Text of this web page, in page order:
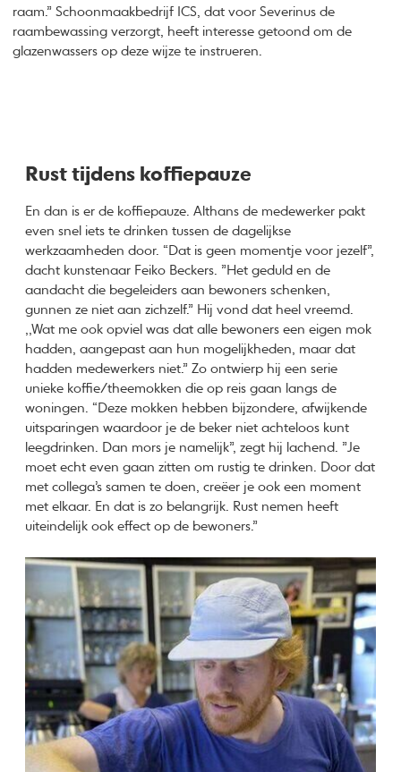
raam.” Schoonmaakbedrijf ICS, dat voor Severinus de
raambewassing verzorgt, heeft interesse getoond om de
glazenwassers op deze wijze te instrueren.
Rust tijdens koffiepauze
En dan is er de koffiepauze. Althans de medewerker pakt
even snel iets te drinken tussen de dagelijkse
werkzaamheden door. “Dat is geen momentje voor jezelf”,
dacht kunstenaar Feiko Beckers. ”Het geduld en de
aandacht die begeleiders aan bewoners schenken,
gunnen ze niet aan zichzelf.” Hij vond dat heel vreemd.
,,Wat me ook opviel was dat alle bewoners een eigen mok
hadden, aangepast aan hun mogelijkheden, maar dat
hadden medewerkers niet.” Zo ontwierp hij een serie
unieke koffie/theemokken die op reis gaan langs de
woningen. “Deze mokken hebben bijzondere, afwijkende
uitsparingen waardoor je de beker niet achteloos kunt
leegdrinken. Dan mors je namelijk”, zegt hij lachend. ”Je
moet echt even gaan zitten om rustig te drinken. Door dat
met collega’s samen te doen, creëer je ook een moment
met elkaar. En dat is zo belangrijk. Rust nemen heeft
uiteindelijk ook effect op de bewoners.”